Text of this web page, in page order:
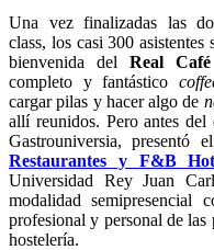
Una vez finalizadas las
class, los casi 300 asistentes
bienvenida del Real
completo y fantástico
cargar pilas y hacer algo de
allí reunidos. Pero antes del
Gastrouniversia, presentó
Restaurantes y F&B
Universidad Rey Juan
modalidad semipresencial
profesional y personal de las
hostelería.